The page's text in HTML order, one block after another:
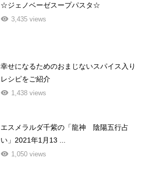
☆ジェノベーゼスープパスタ☆
3,435 views
幸せになるためのおまじないスパイス入り
レシピをご紹介
1,438 views
エスメラルダ千紫の「龍神 陰陽五行占
い」2021年1月13 ...
1,050 views